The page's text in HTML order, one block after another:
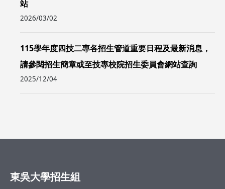
站
2026/03/02
115學年度四技二專各招生管道重要日程及最新消息，
請參閱招生簡章或至技專校院招生委員會網站查詢
2025/12/04
東吳大學招生組